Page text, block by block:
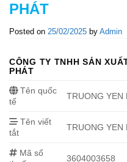
PHÁT
Posted on 25/02/2025 by Admin
CÔNG TY TNHH SẢN
PHÁT
Tên quốc
tế
TRUONG YEN
Tên viết
tắt
TRUONG YEN
Mã số
3604003658